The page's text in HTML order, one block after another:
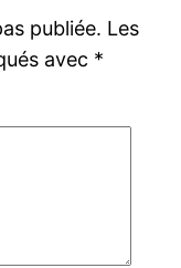
publiée. Les
avec *